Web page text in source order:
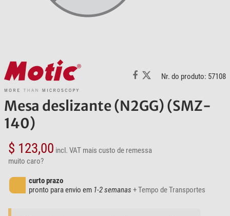
Nr. do produto: 57108
Mesa deslizante (N2GG) (SMZ-
140)
$ 123,00 incl. VAT mais custo de remessa
muito caro?
curto prazo
pronto para envio em 1-2 semanas + Tempo de Transportes